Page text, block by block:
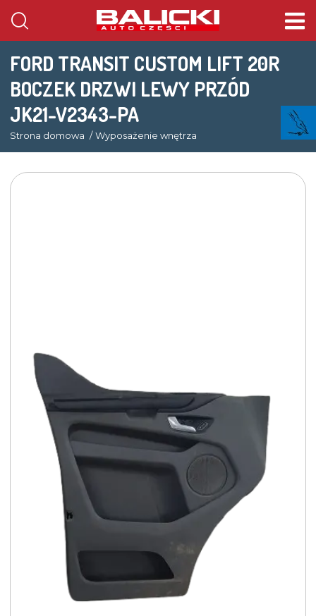
FORD TRANSIT CUSTOM LIFT 20R
BOCZEK DRZWI LEWY PRZÓD
JK21-V2343-PA
Strona domowa Wyposażenie wnętrza